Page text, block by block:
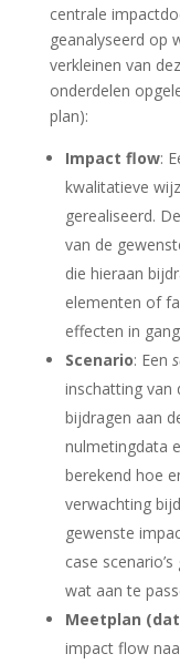
centrale
geanalyseerd op
verkleinen van
onderdelen
plan):
Impact flow:
kwalitatieve
gerealiseerd.
van de
die hieraan
elementen of
effecten in
Scenario: Een
inschatting van
bijdragen aan
nulmetingdata
berekend hoe
verwachting
gewenste
case
wat aan te
Meetplan
impact flow